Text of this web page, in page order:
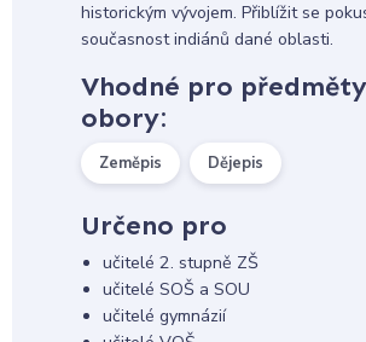
historickým vývojem. Přiblížit se
současnost indiánů dané oblasti.
Vhodné pro
obory:
Zeměpis Dějepis
Určeno pro
učitelé 2. stupně ZŠ
učitelé SOŠ a SOU
učitelé gymnázií